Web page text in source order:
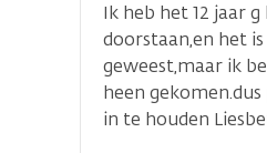
Ik heb het 12 jaar
doorstaan,en het
geweest,maar ik
heen
in te houden